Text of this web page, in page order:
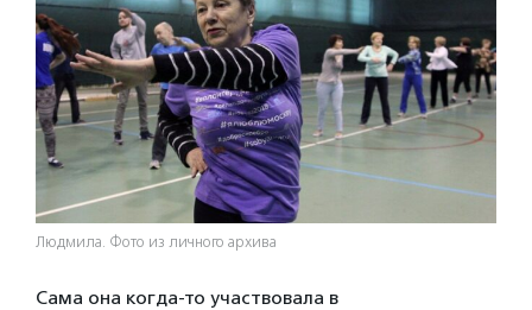
Людмила. Фото из личного архива
Сама она когда-то участвовала в